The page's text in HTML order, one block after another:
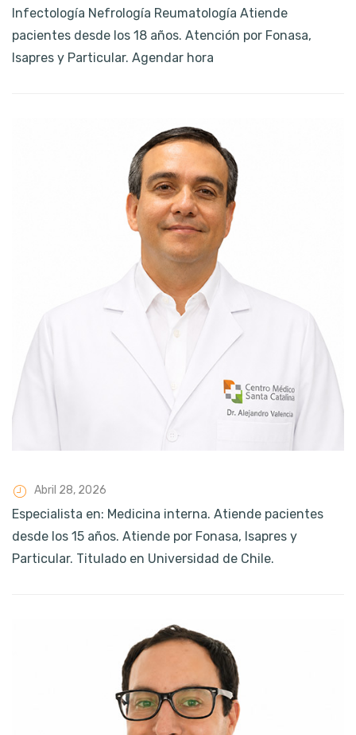
Infectología Nefrología Reumatología Atiende
pacientes desde los 18 años. Atención por Fonasa,
Isapres y Particular. Agendar hora
Abril 28, 2026
Especialista en: Medicina interna. Atiende pacientes
desde los 15 años. Atiende por Fonasa, Isapres y
Particular. Titulado en Universidad de Chile.